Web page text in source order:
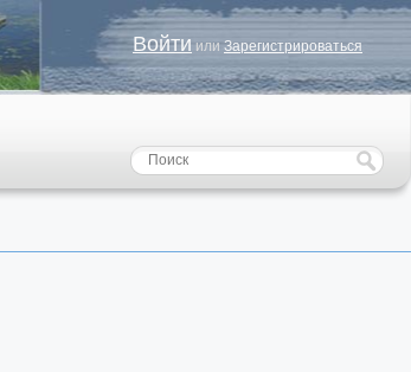
Войти или Зарегистрироваться